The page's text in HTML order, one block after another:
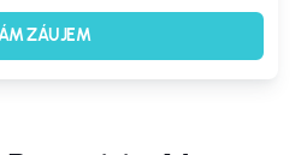
ZÁUJEM